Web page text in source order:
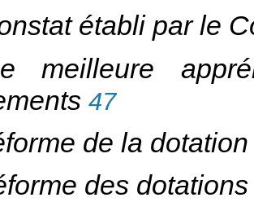
établi par le
meilleure
47
de la
des